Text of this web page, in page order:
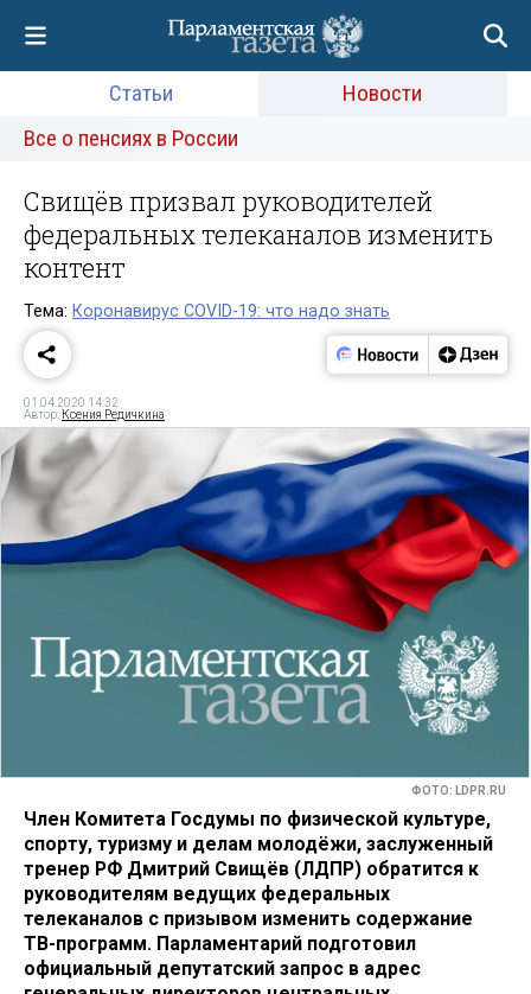
Статьи
Новости
Все о пенсиях в России
Свищёв призвал руководителей
федеральных телеканалов изменить
контент
Тема: Коронавирус COVID-19: что надо знать
01.04.2020 14:32
Автор: Ксения Редичкина
ФОТО: LDPR.RU
Член Комитета Госдумы по физической культуре,
спорту, туризму и делам молодёжи, заслуженный
тренер РФ Дмитрий Свищёв (ЛДПР) обратится к
руководителям ведущих федеральных
телеканалов с призывом изменить содержание
ТВ-программ. Парламентарий подготовил
официальный депутатский запрос в адрес